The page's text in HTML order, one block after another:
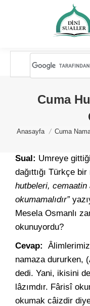
Cuma
You are here:
Anasayfa Cuma
Sual: Umreye
dağıttığı Türkçe
hutbeleri, cemaatin
okumamalıdır”
Mesela Osmanlı
okunuyordu?
Cevap:
namaza dururken,
dedi. Yani, ikisini
lâzımdır. Fârisî
okumak câizdir